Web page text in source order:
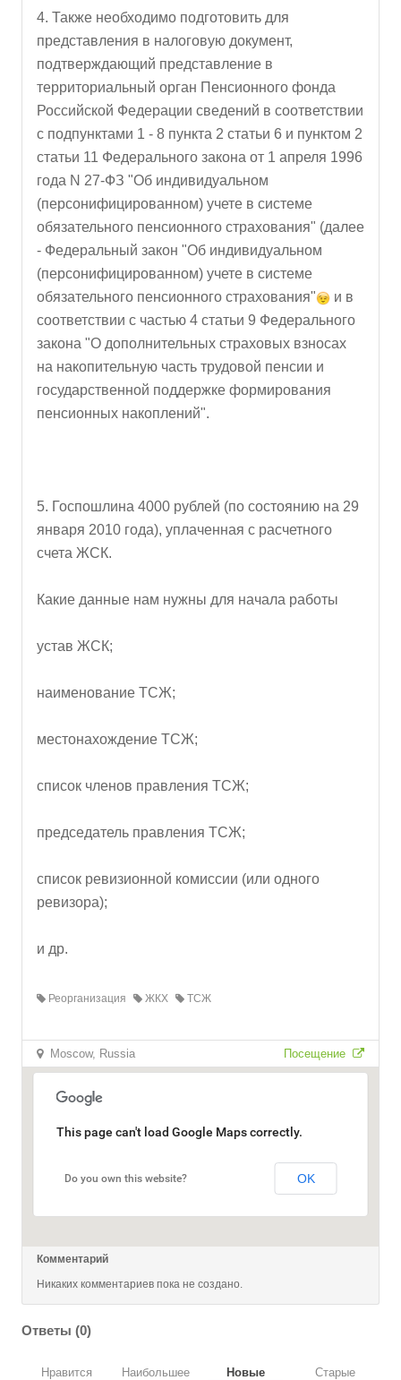
4. Также необходимо подготовить для
представления в налоговую документ,
подтверждающий представление в
территориальный орган Пенсионного фонда
Российской Федерации сведений в соответствии
с подпунктами 1 - 8 пункта 2 статьи 6 и пунктом 2
статьи 11 Федерального закона от 1 апреля 1996
года N 27-ФЗ "Об индивидуальном
(персонифицированном) учете в системе
обязательного пенсионного страхования" (далее
- Федеральный закон "Об индивидуальном
(персонифицированном) учете в системе
обязательного пенсионного страхования"
и в
соответствии с частью 4 статьи 9 Федерального
закона "О дополнительных страховых взносах
на накопительную часть трудовой пенсии и
государственной поддержке формирования
пенсионных накоплений".
5. Госпошлина 4000 рублей (по состоянию на 29
января 2010 года), уплаченная с расчетного
счета ЖСК.
Какие данные нам нужны для начала работы
устав ЖСК;
наименование ТСЖ;
местонахождение ТСЖ;
список членов правления ТСЖ;
председатель правления ТСЖ;
список ревизионной комиссии (или одного
ревизора);
и др.
Реорганизация ЖКХ ТСЖ
Moscow, Russia Посещение
This page can't load Google Maps correctly.
Do you own this website? OK
Комментарий
Никаких комментариев пока не создано.
Ответы (0)
Нравится
Наибольшее
Новые
Старые